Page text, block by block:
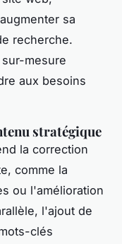
sa
recherche.
mesure
aux besoins
stratégique
la correction
comme la
ou l'amélioration
l'ajout de
clés